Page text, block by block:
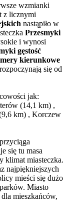
wzmianki
z licznymi
nastąpiło w
Przesmyki
i wynosi
gęstość
kierunkowe
rozpoczynają się od
jak:
(14,1 km) ,
km) , Korczew
się tu masa
klimat miasteczka.
najpiękniejszych
mieści się dużo
Miasto
mieszkańców,